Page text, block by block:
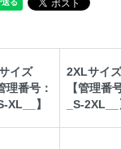
イズ
理番号：
XL__】
2XLサイズ
【管理番
_S-2XL__